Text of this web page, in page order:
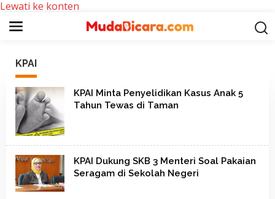
Lewati ke konten
KPAI
KPAI Minta Penyelidikan Kasus Anak 5
Tahun Tewas di Taman
KPAI Dukung SKB 3 Menteri Soal Pakaian
Seragam di Sekolah Negeri